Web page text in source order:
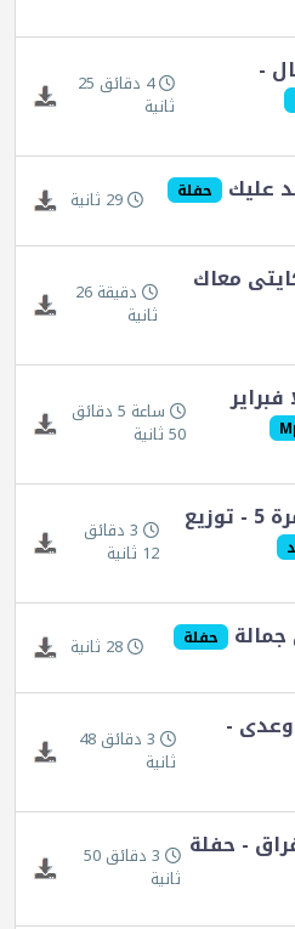
- 4 دقائق 25
ثانية
عليك حفلة 29 ثانية
معاك دقيقة 26
ثانية
ساعة 5 دقائق
50 ثانية
اغنية رصيف نمرة 5 - توزيع 3 دقائق
12 ثانية
جمالة حفلة 28 ثانية
وعدى - 3 دقائق 48
ثانية
- حفلة 3 دقائق 50
ثانية